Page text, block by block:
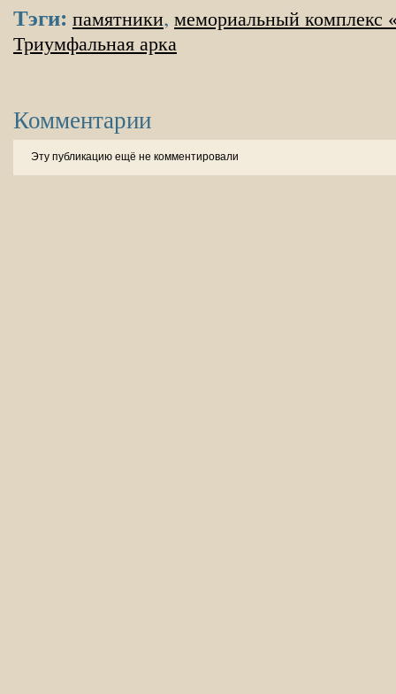
Тэги: памятники, мемориальный комплекс
Триумфальная арка
Комментарии
Эту публикацию ещё не комментировали